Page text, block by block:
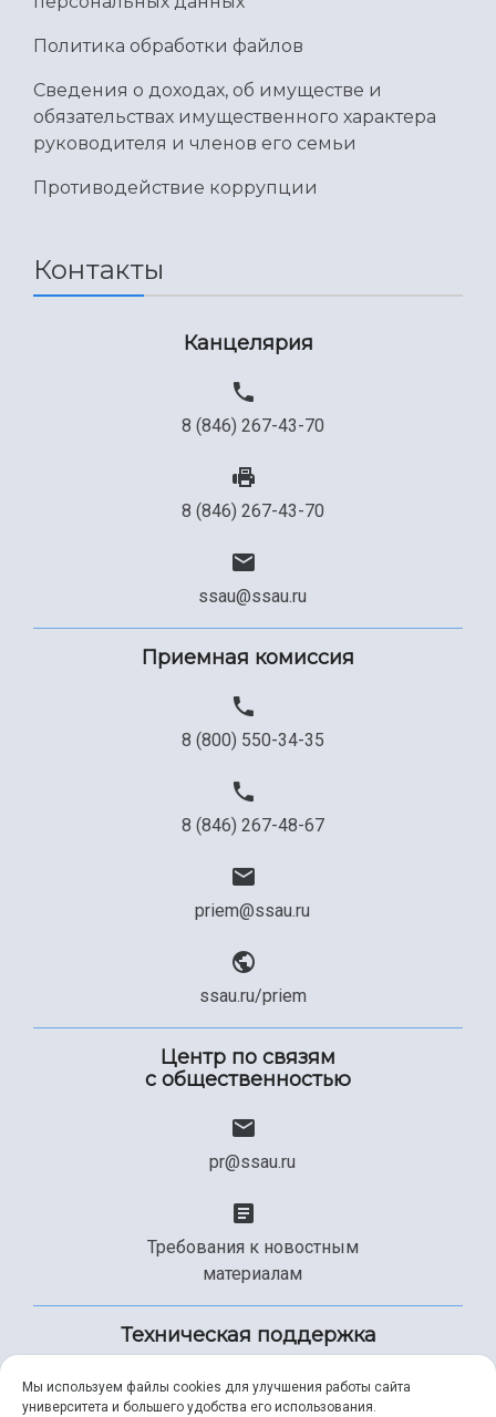
Политика обработки файлов
Сведения о доходах, об имуществе и
обязательствах имущественного характера
руководителя и членов его семьи
Противодействие коррупции
Контакты
Канцелярия
8 (846) 267-43-70
8 (846) 267-43-70
ssau@ssau.ru
Приемная комиссия
8 (800) 550-34-35
8 (846) 267-48-67
priem@ssau.ru
ssau.ru/priem
Центр по связям
с общественностью
pr@ssau.ru
Требования к новостным
материалам
Техническая поддержка
Мы используем файлы cookies для улучшения работы сайта
университета и большего удобства его использования.